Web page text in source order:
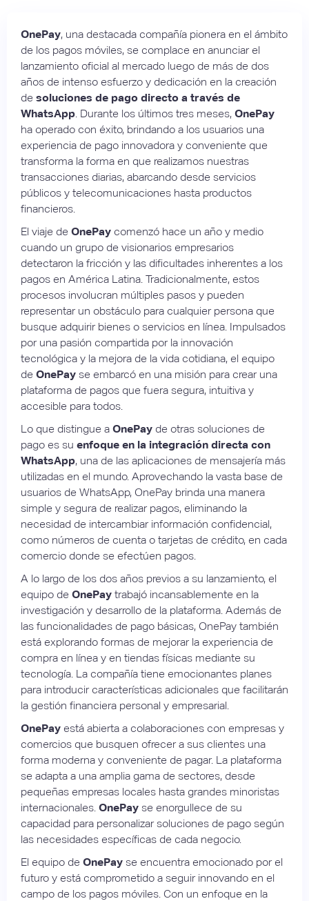
OnePay, una destacada compañía pionera en el ámbito
de los pagos móviles, se complace en anunciar el
lanzamiento oficial al mercado luego de más de dos
años de intenso esfuerzo y dedicación en la creación
de soluciones de pago directo a través de
WhatsApp . Durante los últimos tres meses, OnePay
ha operado con éxito, brindando a los usuarios una
experiencia de pago innovadora y conveniente que
transforma la forma en que realizamos nuestras
transacciones diarias, abarcando desde servicios
públicos y telecomunicaciones hasta productos
financieros.
El viaje de OnePay comenzó hace un año y medio
cuando un grupo de visionarios empresarios
detectaron la fricción y las dificultades inherentes a los
pagos en América Latina. Tradicionalmente, estos
procesos involucran múltiples pasos y pueden
representar un obstáculo para cualquier persona que
busque adquirir bienes o servicios en línea. Impulsados
por una pasión compartida por la innovación
tecnológica y la mejora de la vida cotidiana, el equipo
de OnePay se embarcó en una misión para crear una
plataforma de pagos que fuera segura, intuitiva y
accesible para todos.
Lo que distingue a OnePay de otras soluciones de
pago es su enfoque en la integración directa con
WhatsApp, una de las aplicaciones de mensajería más
utilizadas en el mundo. Aprovechando la vasta base de
usuarios de WhatsApp, OnePay brinda una manera
simple y segura de realizar pagos, eliminando la
necesidad de intercambiar información confidencial,
como números de cuenta o tarjetas de crédito, en cada
comercio donde se efectúen pagos.
A lo largo de los dos años previos a su lanzamiento, el
equipo de OnePay trabajó incansablemente en la
investigación y desarrollo de la plataforma. Además de
las funcionalidades de pago básicas, OnePay también
está explorando formas de mejorar la experiencia de
compra en línea y en tiendas físicas mediante su
tecnología. La compañía tiene emocionantes planes
para introducir características adicionales que facilitarán
la gestión financiera personal y empresarial.
OnePay está abierta a colaboraciones con empresas y
comercios que busquen ofrecer a sus clientes una
forma moderna y conveniente de pagar. La plataforma
se adapta a una amplia gama de sectores, desde
pequeñas empresas locales hasta grandes minoristas
internacionales. OnePay se enorgullece de su
capacidad para personalizar soluciones de pago según
las necesidades específicas de cada negocio.
El equipo de OnePay se encuentra emocionado por el
futuro y está comprometido a seguir innovando en el
campo de los pagos móviles. Con un enfoque en la